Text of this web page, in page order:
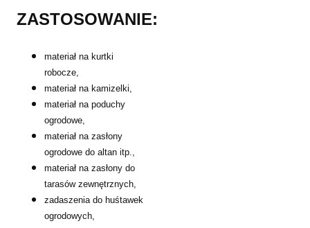
ZASTOSOWANIE:
materiał na kurtki
robocze,
materiał na kamizelki,
materiał na poduchy
ogrodowe,
materiał na zasłony
ogrodowe do altan itp.,
materiał na zasłony do
tarasów zewnętrznych,
zadaszenia do huśtawek
ogrodowych,